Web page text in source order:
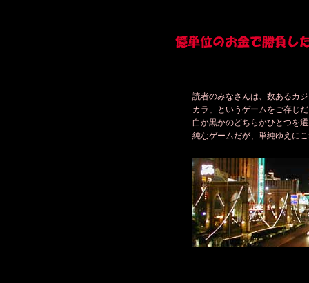
読者のみなさんは、数あるカ
カラ」というゲームをご存じ
白か黒かのどちらかひとつを
純なゲームだが、単純ゆえに